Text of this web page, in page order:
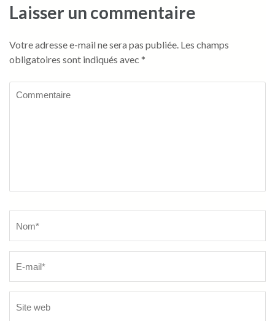
Laisser un commentaire
Votre adresse e-mail ne sera pas publiée. Les champs
obligatoires sont indiqués avec *